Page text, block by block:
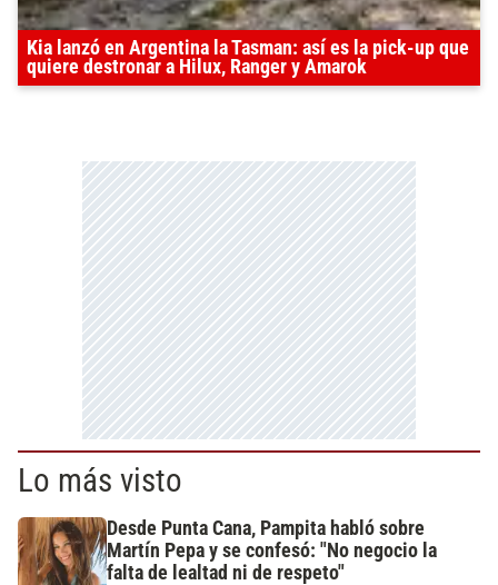
Kia lanzó en Argentina la Tasman: así es la pick-up que
quiere destronar a Hilux, Ranger y Amarok
Lo más visto
Desde Punta Cana, Pampita habló sobre
Martín Pepa y se confesó: "No negocio la
falta de lealtad ni de respeto"